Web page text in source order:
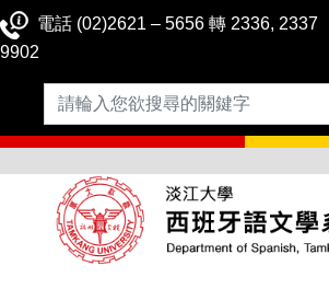
電話 (02)2621 – 5656 轉 2336,
9902